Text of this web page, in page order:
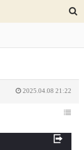
2025.04.08 21:22